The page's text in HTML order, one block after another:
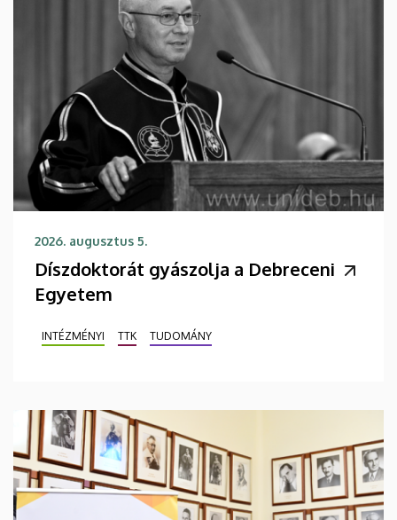
2026. augusztus 5.
Díszdoktorát gyászolja a Debreceni
Egyetem
INTÉZMÉNYI TTK TUDOMÁNY